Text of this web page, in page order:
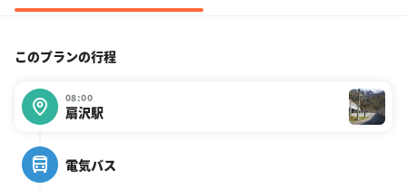
このプランの行程
08:00
扇沢駅
電気バス